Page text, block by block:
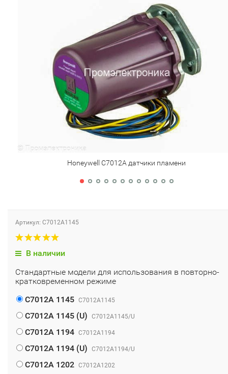
Honeywell C7012A датчики пламени
Артикул: C7012A1145
В наличии
Стандартные модели для использования в повторно-
кратковременном режиме
C7012A 1145 C7012A1145
C7012A 1145 (U) C7012A1145/U
C7012A 1194 C7012A1194
C7012A 1194 (U) C7012A1194/U
C7012A 1202 C7012A1202